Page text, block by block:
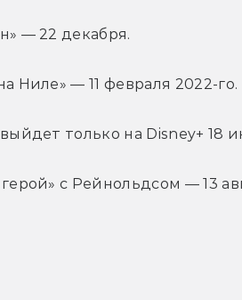
— 22 декабря.
Ниле» — 11 февраля 2022-го.
только на Disney+ 18
с Рейнольдсом — 13